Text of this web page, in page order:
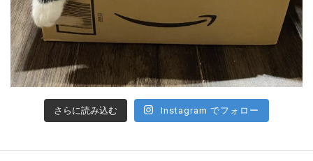
さらに読み込む Instagram でフォロー